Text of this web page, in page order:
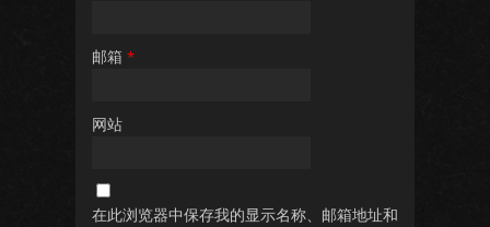
邮箱 *
网站
在此浏览器中保存我的显示名称、邮箱地址和